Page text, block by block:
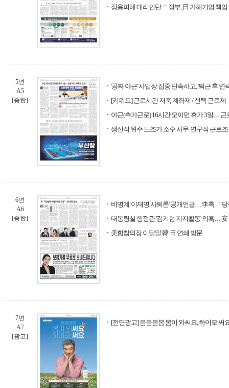
징용피해 대리인단 ＂정부, 日 가해기업 책
5면
A5
[종합]
'공짜 야근' 사업장 집중 단속하고, '퇴근 후 연
[키워드] 근로시간 저축 계좌제 / 선택 근로제
야근(추가근로) 16시간 모이면 휴가 3일… 근
생산직 위주 노조가 소수 사무·연구직 근로
6면
A6
[종합]
비명계 '이재명 사퇴론' 공개언급… 李측 ＂
대통령실 행정관 '김기현 지지활동' 의혹…
美합참의장 이달말 韓·日 연쇄 방문
7면
A7
[광고]
[전면광고] 봄봄봄봄 봄이 와써요, 하이모 써